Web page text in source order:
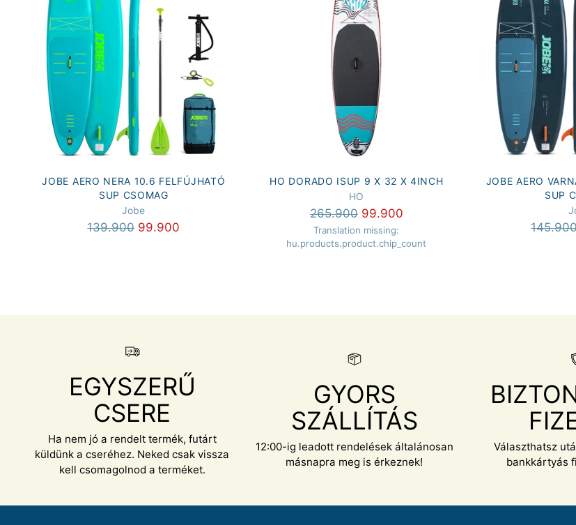
JOBE AERO NERA 10.6 FELFÚJHATÓ
SUP CSOMAG
Jobe
Normál
139.900 99.900
HO DORADO ISUP 9 X 32 X 4INCH
HO
Normál
ár
265.900 99.900
Translation missing:
hu.products.product.chip_count
JOBE AERO
SUP
Normál
EGYSZERŰ
CSERE
Ha nem jó a rendelt termék, futárt
küldünk a cseréhez. Neked csak vissza
kell csomagolnod a terméket.
GYORS
SZÁLLÍTÁS
12:00-ig leadott rendelések általánosan
másnapra meg is érkeznek!
Választhatsz
bankkártyás